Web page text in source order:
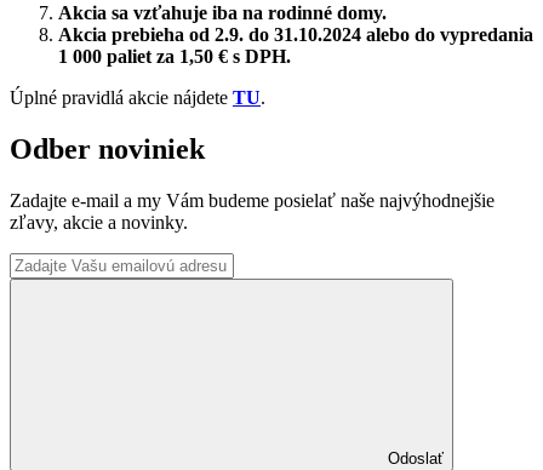
Akcia sa vzťahuje iba na rodinné domy.
Akcia prebieha od 2.9. do 31.10.2024 alebo do vypredania
1 000 paliet za 1,50 € s DPH.
Úplné pravidlá akcie nájdete TU.
Odber noviniek
Zadajte e-mail a my Vám budeme posielať naše najvýhodnejšie
zľavy, akcie a novinky.
Odoslať